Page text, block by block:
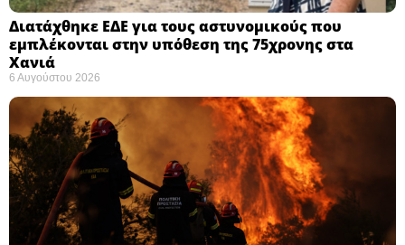
Διατάχθηκε ΕΔΕ για τους αστυνομικούς που
εμπλέκονται στην υπόθεση της 75χρονης στα
Χανιά
6 Αυγούστου 2026